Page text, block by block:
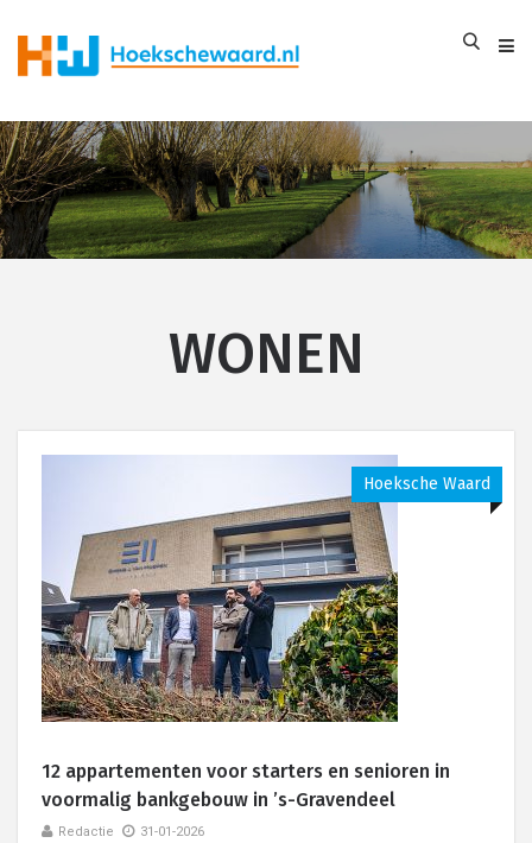
WONEN
Hoeksche Waard
12 appartementen voor starters en senioren in
voormalig bankgebouw in ’s-Gravendeel
Redactie 31-01-2026